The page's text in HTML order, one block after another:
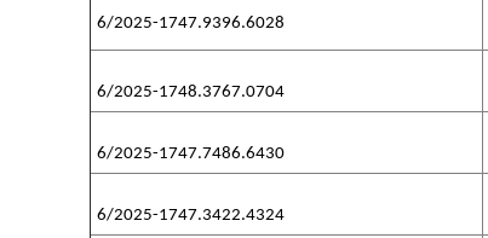
6/2025-1747.9396.6028
6/2025-1748.3767.0704
6/2025-1747.7486.6430
6/2025-1747.3422.4324